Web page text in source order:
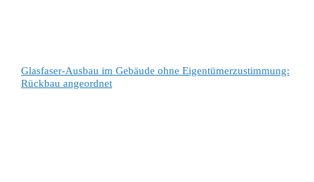
Rückbau angeordnet